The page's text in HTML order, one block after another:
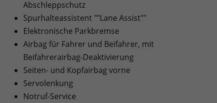
Abschleppschutz
Spurhalteassistent ""Lane Assist""
Elektronische Parkbremse
Airbag für Fahrer und Beifahrer, mit
Beifahrerairbag-Deaktivierung
Seiten- und Kopfairbag vorne
Servolenkung
Notruf-Service